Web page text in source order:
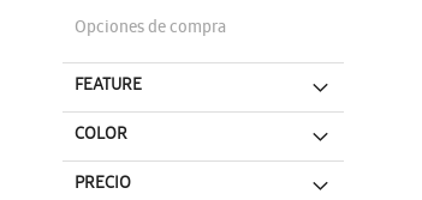
Opciones de compra
FEATURE
COLOR
PRECIO